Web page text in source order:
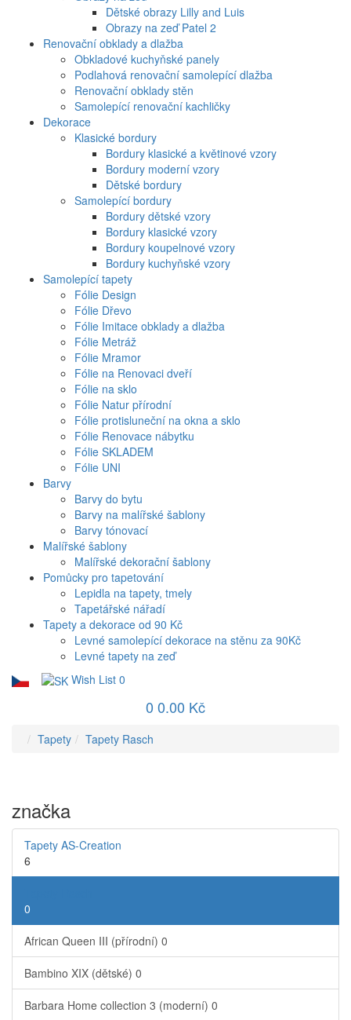
Dětské obrazy Lilly and Luis
Obrazy na zeď Patel 2
Renovační obklady a dlažba
Obkladové kuchyňské panely
Podlahová renovační samolepící dlažba
Renovační obklady stěn
Samolepící renovační kachličky
Dekorace
Klasické bordury
Bordury klasické a květinové vzory
Bordury moderní vzory
Dětské bordury
Samolepící bordury
Bordury dětské vzory
Bordury klasické vzory
Bordury koupelnové vzory
Bordury kuchyňské vzory
Samolepící tapety
Fólie Design
Fólie Dřevo
Fólie Imitace obklady a dlažba
Fólie Metráž
Fólie Mramor
Fólie na Renovaci dveří
Fólie na sklo
Fólie Natur přírodní
Fólie protisluneční na okna a sklo
Fólie Renovace nábytku
Fólie SKLADEM
Fólie UNI
Barvy
Barvy do bytu
Barvy na malířské šablony
Barvy tónovací
Malířské šablony
Malířské dekorační šablony
Pomůcky pro tapetování
Lepidla na tapety, tmely
Tapetářské nářadí
Tapety a dekorace od 90 Kč
Levné samolepící dekorace na stěnu za 90Kč
Levné tapety na zeď
Wish List 0
0 0.00 Kč
Tapety Tapety Rasch
značka
Tapety AS-Creation
6
0
African Queen III (přírodní) 0
Bambino XIX (dětské) 0
Barbara Home collection 3 (moderní) 0